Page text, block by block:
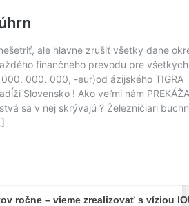
ročne – vieme zrealizovať s víziou